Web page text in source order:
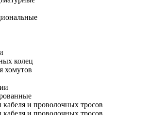
колец
хомутов
и проволочных тросов
и проволочных тросов